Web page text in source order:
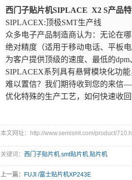
西门子贴片机SIPLACE X2 S产品特
SIPLACEX:顶极SMT生产线
众多电子产品制造商认为：无论在
绝对精度（适用于移动电话、平板
为客户提供顶级的速度、最低的
SIPLACEX系列具有悬臂模块化功能
难以置信？我们期待收到您的来信
优化特殊的生产工艺，如何快速收
本文网址：http://www.semismt.com/product/
关键词： 西门子贴片机,smt贴片机,贴片机
上一篇：
FUJI /富士贴片机XP243E